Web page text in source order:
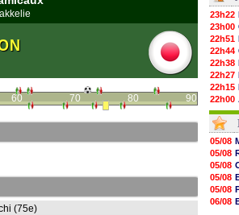
60 70 80 90
(75e)
23h22
23h00
22h51
22h44
22h38
22h27
22h15
22h00
21h48
21h39
21h26
21h05
20h47
20h30
20h18
20h04
19h47
05/08
05/08
05/08
05/08
05/08
06/08